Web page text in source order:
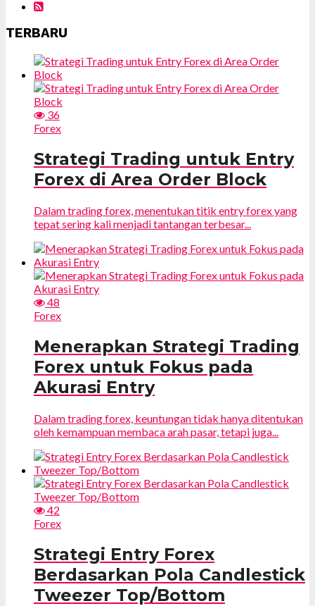
TERBARU
36
Forex
Strategi Trading untuk Entry
Forex di Area Order Block
Dalam trading forex, menentukan titik entry forex yang
tepat sering kali menjadi tantangan terbesar...
48
Forex
Menerapkan Strategi Trading
Forex untuk Fokus pada
Akurasi Entry
Dalam trading forex, keuntungan tidak hanya ditentukan
oleh kemampuan membaca arah pasar, tetapi juga...
42
Forex
Strategi Entry Forex
Berdasarkan Pola Candlestick
Tweezer Top/Bottom